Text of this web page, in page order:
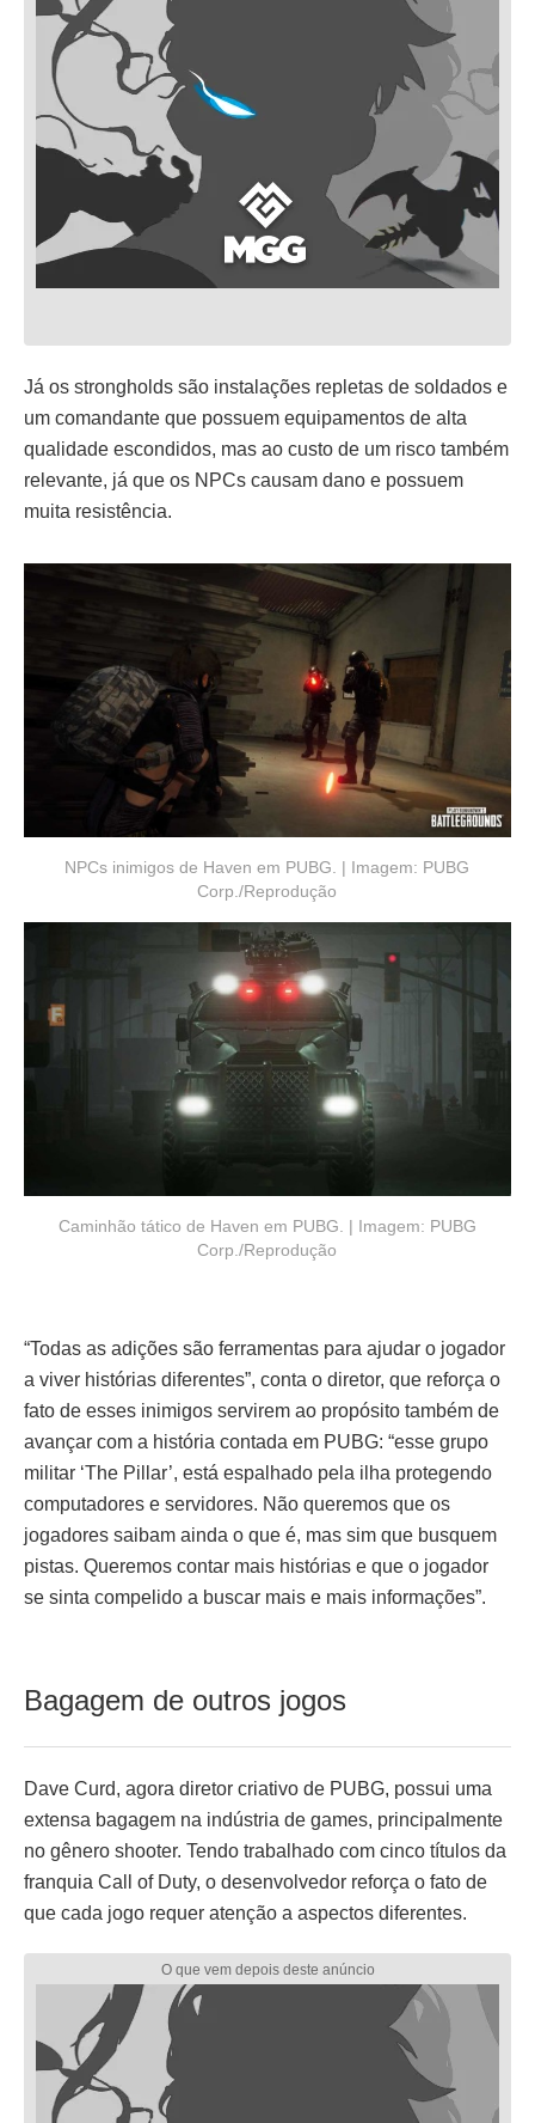
Já os strongholds são instalações repletas de soldados e
um comandante que possuem equipamentos de alta
qualidade escondidos, mas ao custo de um risco também
relevante, já que os NPCs causam dano e possuem
muita resistência.
NPCs inimigos de Haven em PUBG. | Imagem: PUBG
Corp./Reprodução
Caminhão tático de Haven em PUBG. | Imagem: PUBG
Corp./Reprodução
“Todas as adições são ferramentas para ajudar o jogador
a viver histórias diferentes”, conta o diretor, que reforça o
fato de esses inimigos servirem ao propósito também de
avançar com a história contada em PUBG: “esse grupo
militar ‘The Pillar’, está espalhado pela ilha protegendo
computadores e servidores. Não queremos que os
jogadores saibam ainda o que é, mas sim que busquem
pistas. Queremos contar mais histórias e que o jogador
se sinta compelido a buscar mais e mais informações”.
Bagagem de outros jogos
Dave Curd, agora diretor criativo de PUBG, possui uma
extensa bagagem na indústria de games, principalmente
no gênero shooter. Tendo trabalhado com cinco títulos da
franquia Call of Duty, o desenvolvedor reforça o fato de
que cada jogo requer atenção a aspectos diferentes.